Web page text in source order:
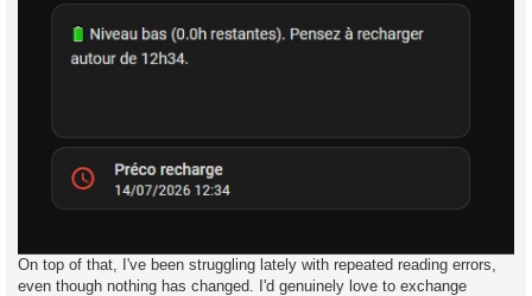
On top of that, I've been struggling lately with repeated reading errors,
even though nothing has changed. I'd genuinely love to exchange